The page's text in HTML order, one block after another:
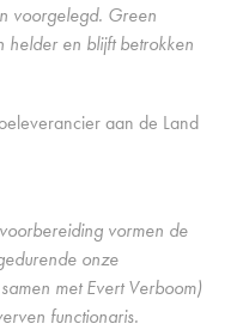
voorgelegd. Green
helder en blijft betrokken
aan de Land
vormen de
onze
met Evert Verboom)
functionaris.